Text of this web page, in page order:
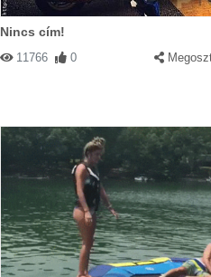
Nincs cím!
11766 0